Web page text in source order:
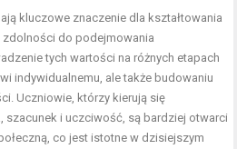
kluczowe znaczenie dla kształtowania
zdolności do podejmowania
tych wartości na różnych etapach
indywidualnemu, ale także budowaniu
Uczniowie, którzy kierują się
szacunek i uczciwość, są bardziej otwarci
co jest istotne w dzisiejszym